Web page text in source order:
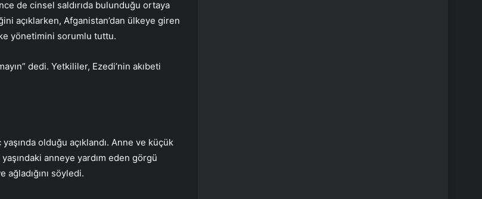
de cinsel saldırıda bulunduğu ortaya
açıklarken, Afganistan’dan ülkeye giren
yönetimini sorumlu tuttu.
dedi. Yetkililer, Ezedi’nin akıbeti
olduğu açıklandı. Anne ve küçük
yaşındaki anneye yardım eden görgü
ağladığını söyledi.